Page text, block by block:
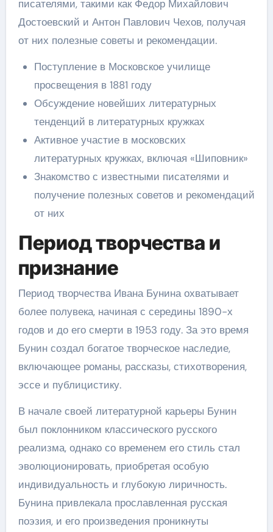
писателями, такими как Федор Михайлович
Достоевский и Антон Павлович Чехов, получая
от них полезные советы и рекомендации.
Поступление в Московское училище
просвещения в 1881 году
Обсуждение новейших литературных
тенденций в литературных кружках
Активное участие в московских
литературных кружках, включая «Шиповник»
Знакомство с известными писателями и
получение полезных советов и рекомендаций
от них
Период творчества и
признание
Период творчества Ивана Бунина охватывает
более полувека, начиная с середины 1890-х
годов и до его смерти в 1953 году. За это время
Бунин создал богатое творческое наследие,
включающее романы, рассказы, стихотворения,
эссе и публицистику.
В начале своей литературной карьеры Бунин
был поклонником классического русского
реализма, однако со временем его стиль стал
эволюционировать, приобретая особую
индивидуальность и глубокую лиричность.
Бунина привлекала прославленная русская
поэзия, и его произведения проникнуты